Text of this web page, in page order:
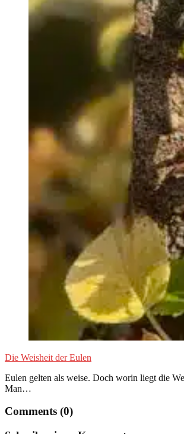
Die Weisheit der Eulen
Eulen gelten als weise. Doch worin liegt die
Man…
Comments (0)